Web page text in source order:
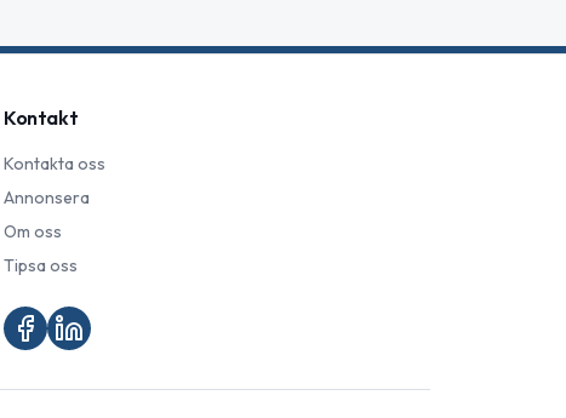
Kontakt
Kontakta oss
Annonsera
Om oss
Tipsa oss